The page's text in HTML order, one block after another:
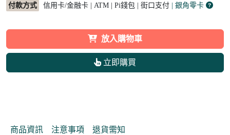
付款方式 信用卡/金融卡 | ATM | Pi錢包 | 街口支付 | 銀角零卡
放入購物車
立即購買
商品資訊 注意事項 退貨需知